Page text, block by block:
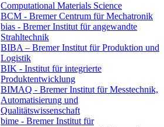
Computational Materials Science
BCM - Bremer Centrum für Mechatronik
bias - Bremer Institut für angewandte
Strahltechnik
BIBA – Bremer Institut für Produktion und
Logistik
BIK - Institut für integrierte
Produktentwicklung
BIMAQ - Bremer Institut für Messtechnik,
Automatisierung und
Qualitätswissenschaft
bime - Bremer Institut für